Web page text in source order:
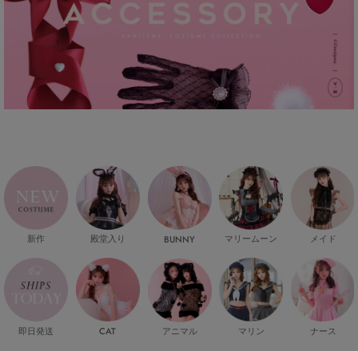
新作
即日発送
殿堂入り
CAT
BUNNY
アニマル
マリームーン
マリン
メイド
ナース